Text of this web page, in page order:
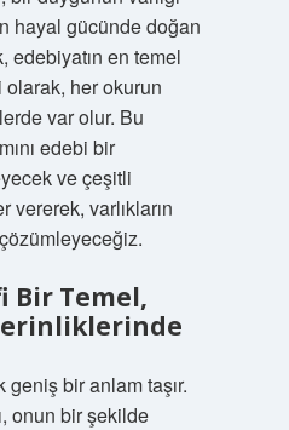
hayal gücünde doğan
edebiyatın en temel
olarak, her okurun
var olur. Bu
edebi bir
ve çeşitli
vererek, varlıkların
Bir Temel,
geniş bir anlam taşır.
onun bir şekilde